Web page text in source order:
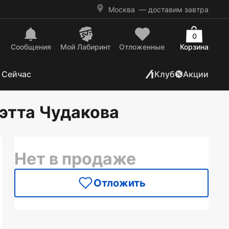
Москва — доставим завтра
Сообщения Mой Лабиринт Отложенные Корзина
0
Клуб Акции
Чудакова
Нет в продаже
Отложить